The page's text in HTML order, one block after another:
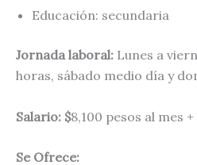
Educación: secundaria
Jornada laboral: Lunes a
horas, sábado medio día y
Salario: $8,100 pesos al mes
Se Ofrece: